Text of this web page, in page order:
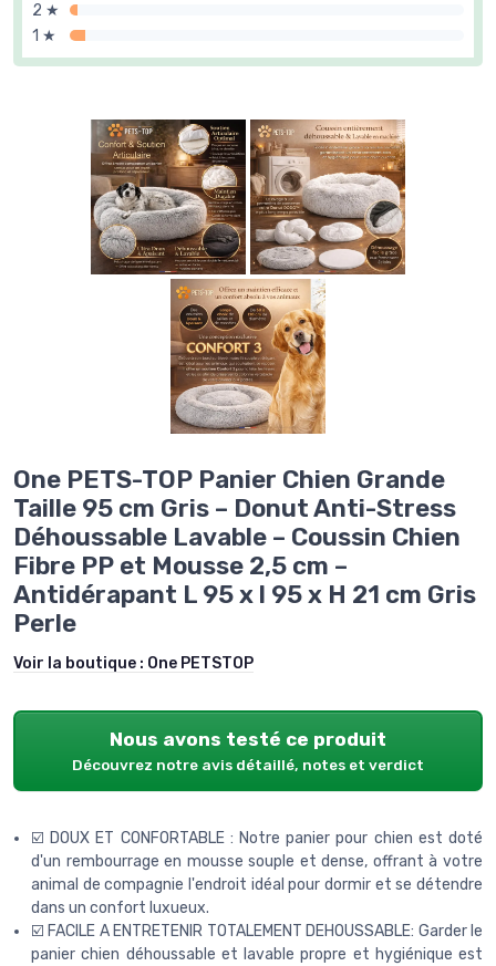
2 ★
1 ★
One PETS-TOP Panier Chien Grande
Taille 95 cm Gris – Donut Anti-Stress
Déhoussable Lavable – Coussin Chien
Fibre PP et Mousse 2,5 cm –
Antidérapant L 95 x l 95 x H 21 cm Gris
Perle
Voir la boutique : One PETSTOP
Nous avons testé ce produit
Découvrez notre avis détaillé, notes et verdict
☑️ DOUX ET CONFORTABLE : Notre panier pour chien est doté
d'un rembourrage en mousse souple et dense, offrant à votre
animal de compagnie l'endroit idéal pour dormir et se détendre
dans un confort luxueux.
☑️ FACILE A ENTRETENIR TOTALEMENT DEHOUSSABLE: Garder le
panier chien déhoussable et lavable propre et hygiénique est